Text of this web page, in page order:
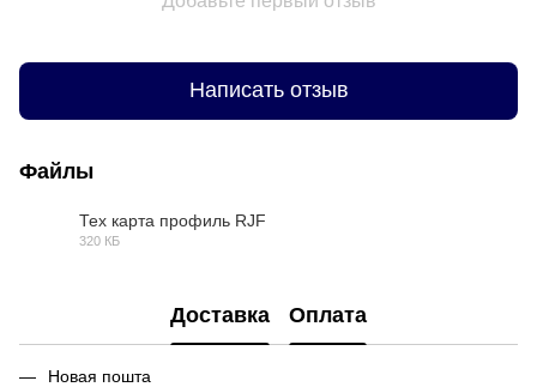
Написать отзыв
Файлы
Тех карта профиль RJF
320 КБ
Доставка Оплата
Новая пошта